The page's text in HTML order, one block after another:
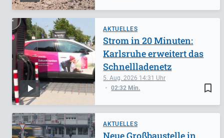
AKTUELLES
bookmark_border
5. Aug. 2026 14:31
02:32 Min.
Strom in 20 Minuten:
Karlsruhe erweitert das
Schnellladenetz
AKTUELLES
Neue Großbaustelle in